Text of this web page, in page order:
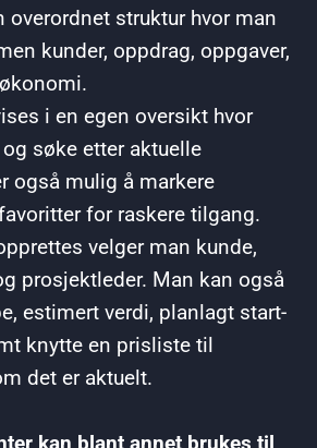
overordnet struktur hvor man
kunder, oppdrag, oppgaver,
i en egen oversikt hvor
søke etter aktuelle
også mulig å markere
for raskere tilgang.
velger man kunde,
prosjektleder. Man kan også
estimert verdi, planlagt start-
knytte en prisliste til
det er aktuelt.
kan blant annet brukes til